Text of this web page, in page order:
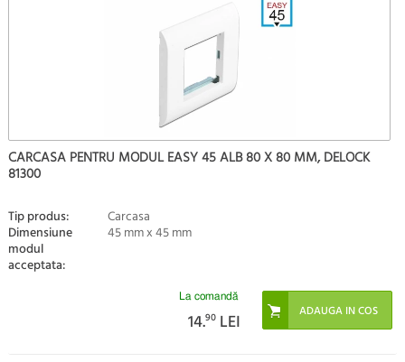
CARCASA PENTRU MODUL EASY 45 ALB 80 X 80 MM, DELOCK
81300
Tip produs: Carcasa
Dimensiune
modul
acceptata:
45 mm x 45 mm
La comandă
14.90 LEI